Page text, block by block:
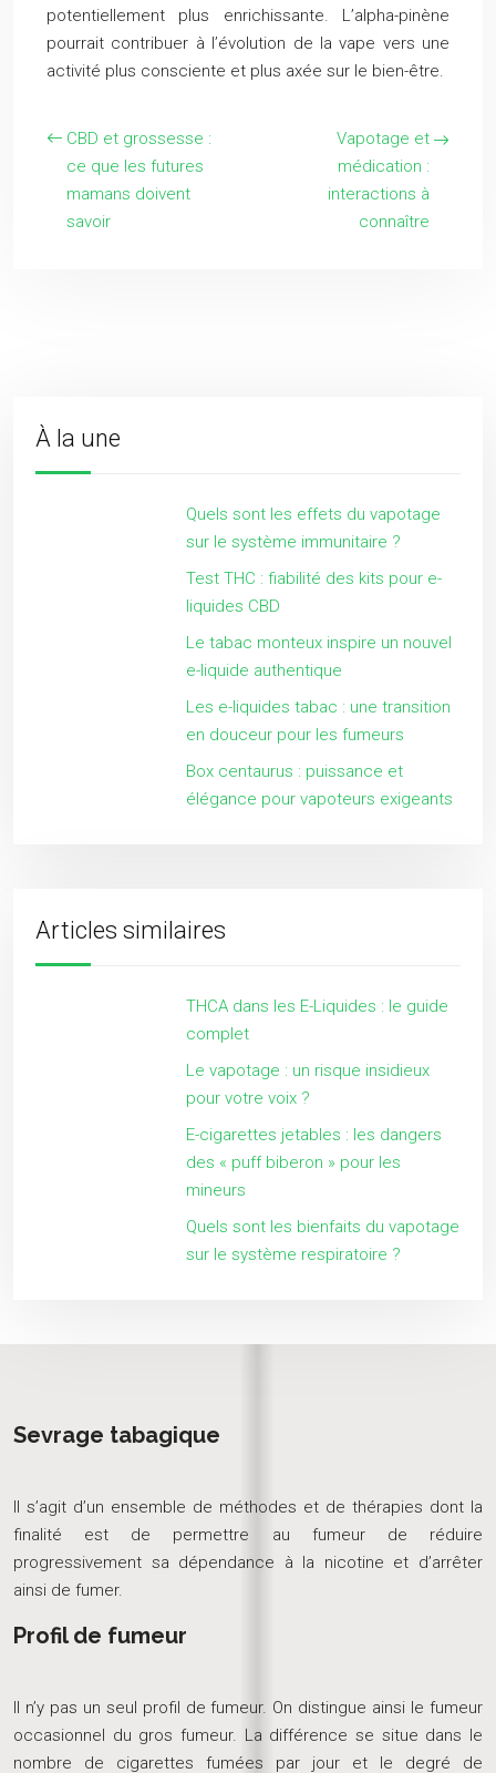
potentiellement plus enrichissante. L’alpha-pinène
pourrait contribuer à l’évolution de la vape vers une
activité plus consciente et plus axée sur le bien-être.
CBD et grossesse :
ce que les futures
mamans doivent
savoir
Vapotage et
médication :
interactions à
connaître
À la une
Quels sont les effets du vapotage
sur le système immunitaire ?
Test THC : fiabilité des kits pour e-
liquides CBD
Le tabac monteux inspire un nouvel
e-liquide authentique
Les e-liquides tabac : une transition
en douceur pour les fumeurs
Box centaurus : puissance et
élégance pour vapoteurs exigeants
Articles similaires
THCA dans les E-Liquides : le guide
complet
Le vapotage : un risque insidieux
pour votre voix ?
E-cigarettes jetables : les dangers
des « puff biberon » pour les
mineurs
Quels sont les bienfaits du vapotage
sur le système respiratoire ?
Sevrage tabagique
Il s’agit d’un ensemble de méthodes et de thérapies dont la
finalité est de permettre au fumeur de réduire
progressivement sa dépendance à la nicotine et d’arrêter
ainsi de fumer.
Profil de fumeur
Il n’y pas un seul profil de fumeur. On distingue ainsi le fumeur
occasionnel du gros fumeur. La différence se situe dans le
nombre de cigarettes fumées par jour et le degré de